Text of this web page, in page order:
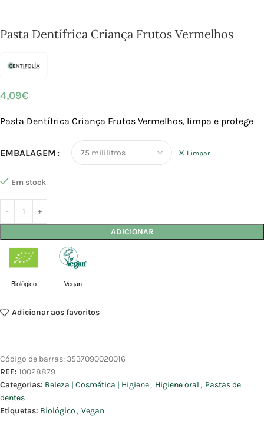
Pasta Dentífrica Criança Frutos Vermelhos
4,09€
Pasta Dentífrica Criança Frutos Vermelhos, limpa e protege
EMBALAGEM Limpar
Em stock
ADICIONAR
Biológico Vegan
Adicionar aos favoritos
Código de barras: 3537090020016
REF: 10028879
Categorias: Beleza | Cosmética | Higiene, Higiene oral , Pastas de
dentes
Etiquetas: Biológico , Vegan